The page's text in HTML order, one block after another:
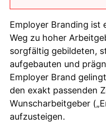
Employer Branding ist
Weg zu hoher
sorgfältig gebildeten,
aufgebauten und
Employer Brand
den exakt passenden
Wunscharbeitgeber
aufzusteigen.